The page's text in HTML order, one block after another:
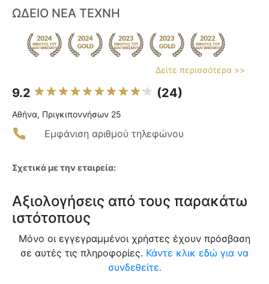
ΩΔΕΙΟ ΝΕΑ ΤΕΧΝΗ
Δείτε περισσότερα >>
9.2 (24)
Αθήνα, Πριγκιποννήσων 25
Εμφάνιση αριθμού τηλεφώνου
Σχετικά με την εταιρεία:
Αξιολογήσεις από τους παρακάτω
ιστότοπους
Μόνο οι εγγεγραμμένοι χρήστες έχουν πρόσβαση
σε αυτές τις πληροφορίες. Κάντε κλικ εδώ για να
συνδεθείτε.